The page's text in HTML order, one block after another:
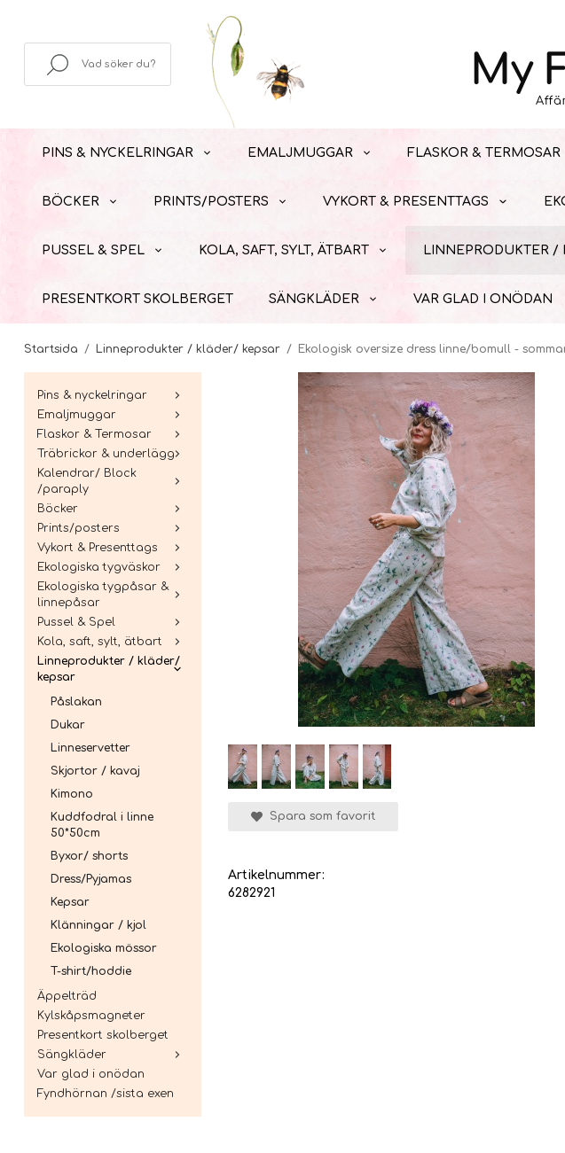
PINS & NYCKELRINGAR EMALJMUGGAR FLASKOR & TERMOSAR
BÖCKER PRINTS/POSTERS VYKORT & PRESENTTAGS
PUSSEL & SPEL KOLA, SAFT, SYLT, ÄTBART LINNEPRODUKTER /
PRESENTKORT SKOLBERGET SÄNGKLÄDER VAR GLAD I ONÖDAN
Startsida / Linneprodukter / kläder/ kepsar / Ekologisk oversize dress linne/bomull -
Pins & nyckelringar
Emaljmuggar
Flaskor & Termosar
Träbrickor & underlägg
Kalendrar/ Block
/paraply
Böcker
Prints/posters
Vykort & Presenttags
Ekologiska tygväskor
Ekologiska tygpåsar &
linnepåsar
Pussel & Spel
Kola, saft, sylt, ätbart
Linneprodukter / kläder/
kepsar
Påslakan
Dukar
Linneservetter
Skjortor / kavaj
Kimono
Kuddfodral i linne
50*50cm
Byxor/ shorts
Dress/Pyjamas
Kepsar
Klänningar / kjol
Ekologiska mössor
T-shirt/hoddie
Äppelträd
Kylskåpsmagneter
Presentkort skolberget
Sängkläder
Var glad i onödan
Fyndhörnan /sista exen
Spara som favorit
Artikelnummer:
6282921